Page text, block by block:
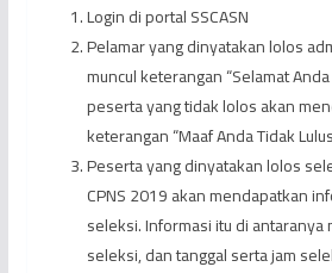
Login di portal SSCASN
Pelamar yang dinyatakan lolos
muncul keterangan “Selamat
peserta yang tidak lolos akan
keterangan “Maaf Anda Tidak
Peserta yang dinyatakan lolos
CPNS 2019 akan mendapatkan
seleksi. Informasi itu di antaranya
seleksi, dan tanggal serta jam